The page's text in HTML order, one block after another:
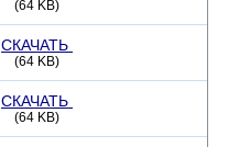
(64 KB)
СКАЧАТЬ
(64 KB)
СКАЧАТЬ
(64 KB)